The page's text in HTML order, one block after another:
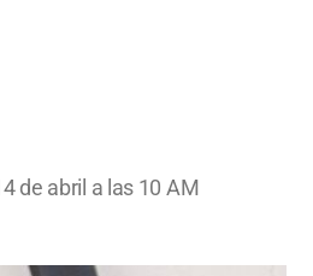
de abril a las 10 AM